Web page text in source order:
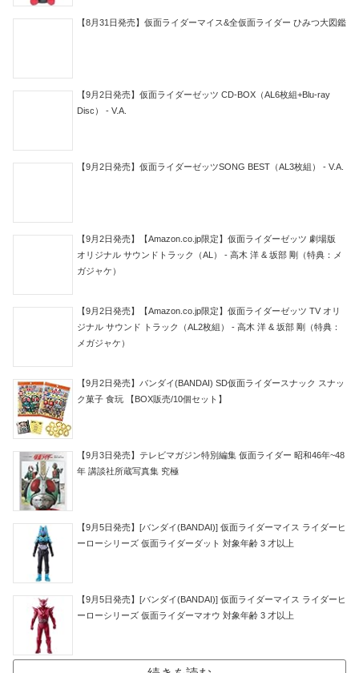
【8月31日発売】仮面ライダーマイス&全仮面ライダー ひみつ大図鑑
【9月2日発売】仮面ライダーゼッツ CD-BOX（AL6枚組+Blu-ray
Disc） - V.A.
【9月2日発売】仮面ライダーゼッツSONG BEST（AL3枚組） - V.A.
【9月2日発売】【Amazon.co.jp限定】仮面ライダーゼッツ 劇場版
オリジナル サウンドトラック（AL） - 高木 洋 & 坂部 剛（特典：メ
ガジャケ）
【9月2日発売】【Amazon.co.jp限定】仮面ライダーゼッツ TV オリ
ジナル サウンド トラック（AL2枚組） - 高木 洋 & 坂部 剛（特典：
メガジャケ）
【9月2日発売】バンダイ(BANDAI) SD仮面ライダースナック スナッ
ク菓子 食玩 【BOX販売/10個セット】
【9月3日発売】テレビマガジン特別編集 仮面ライダー 昭和46年~48
年 講談社所蔵写真集 究極
【9月5日発売】[バンダイ(BANDAI)] 仮面ライダーマイス ライダーヒ
ーローシリーズ 仮面ライダーダット 対象年齢 3 才以上
【9月5日発売】[バンダイ(BANDAI)] 仮面ライダーマイス ライダーヒ
ーローシリーズ 仮面ライダーマオウ 対象年齢 3 才以上